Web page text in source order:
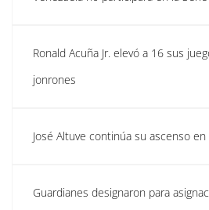
Ronald Acuña Jr. elevó a 16 sus
jonrones
José Altuve continúa su ascenso
Guardianes designaron para